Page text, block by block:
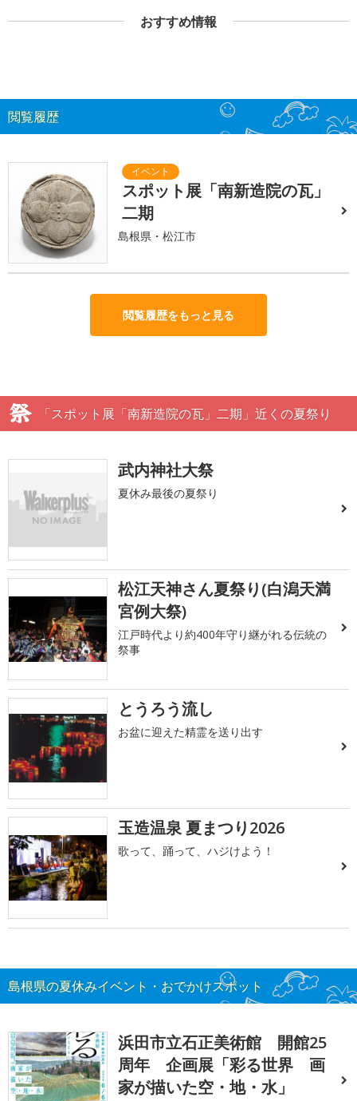
おすすめ情報
閲覧履歴
スポット展「南新造院の瓦」
二期
島根県・松江市
閲覧履歴をもっと見る
「スポット展「南新造院の瓦」二期」近くの夏祭り
武内神社大祭
夏休み最後の夏祭り
松江天神さん夏祭り(白潟天満
宮例大祭)
江戸時代より約400年守り継がれる伝統の
祭事
とうろう流し
お盆に迎えた精霊を送り出す
玉造温泉 夏まつり2026
歌って、踊って、ハジけよう！
島根県の夏休みイベント・おでかけスポット
浜田市立石正美術館 開館25
周年 企画展「彩る世界 画
家が描いた空・地・水」